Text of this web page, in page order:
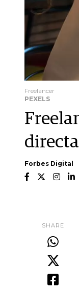
Freelancer
PEXELS
Forbes Digital
SHARE